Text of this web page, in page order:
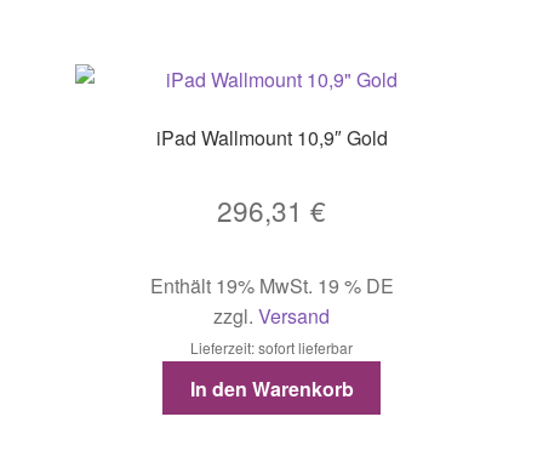
iPad Wallmount 10,9″ Gold
296,31 €
Enthält 19% MwSt. 19 % DE
zzgl. Versand
Lieferzeit: sofort lieferbar
In den Warenkorb